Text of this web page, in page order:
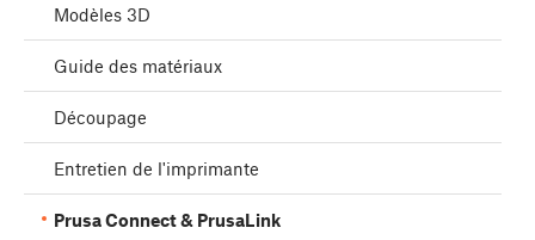
Modèles 3D
Guide des matériaux
Découpage
Entretien de l'imprimante
Prusa Connect & PrusaLink